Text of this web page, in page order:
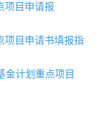
项目申请报
项目申请书填报指
金计划重点项目